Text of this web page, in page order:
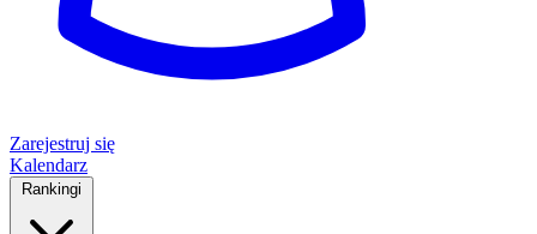
Zarejestruj się
Kalendarz
Rankingi